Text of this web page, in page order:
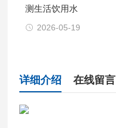
测生活饮用水
2026-05-19
详细介绍 在线留言